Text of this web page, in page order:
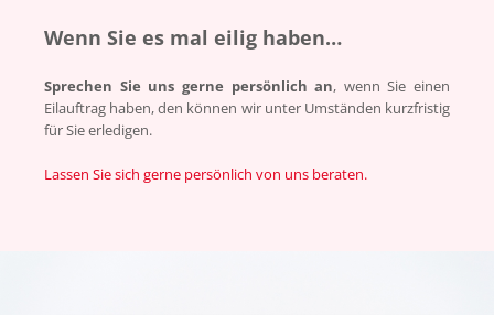
Wenn Sie es mal eilig haben…
Sprechen Sie uns gerne persönlich an, wenn Sie einen
Eilauftrag haben, den können wir unter Umständen kurzfristig
für Sie erledigen.
Lassen Sie sich gerne persönlich von uns beraten.